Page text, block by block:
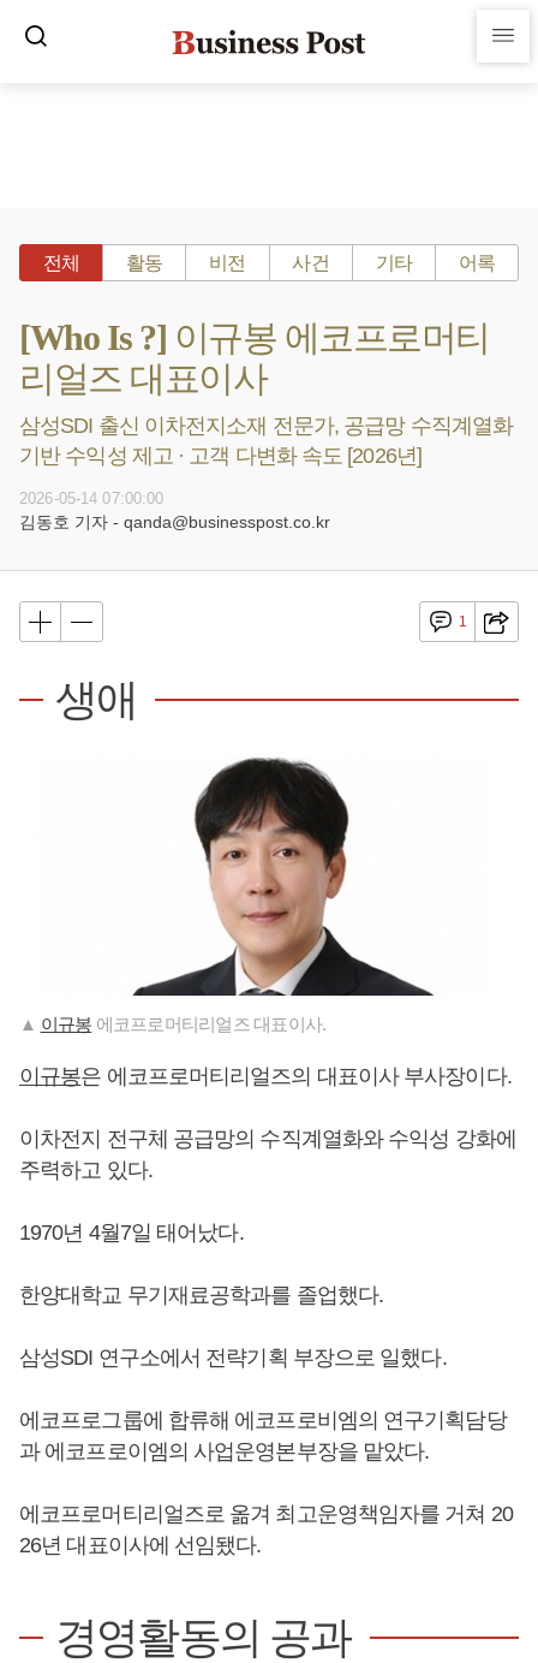
전체 활동 비전 사건 기타 어록
[Who Is ?] 이규봉 에코프로머티
리얼즈 대표이사
삼성SDI 출신 이차전지소재 전문가, 공급망 수직계열화
기반 수익성 제고 · 고객 다변화 속도 [2026년]
2026-05-14 07:00:00
김동호 기자 - qanda@businesspost.co.kr
1
생애
▲ 이규봉 에코프로머티리얼즈 대표이사.
이규봉은 에코프로머티리얼즈의 대표이사 부사장이다.
이차전지 전구체 공급망의 수직계열화와 수익성 강화에
주력하고 있다.
1970년 4월7일 태어났다.
한양대학교 무기재료공학과를 졸업했다.
삼성SDI 연구소에서 전략기획 부장으로 일했다.
에코프로그룹에 합류해 에코프로비엠의 연구기획담당
과 에코프로이엠의 사업운영본부장을 맡았다.
에코프로머티리얼즈로 옮겨 최고운영책임자를 거쳐 20
26년 대표이사에 선임됐다.
경영활동의 공과